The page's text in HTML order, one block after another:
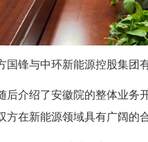
锋与中环新能源控股集团
绍了安徽院的整体业务
在新能源领域具有广阔的